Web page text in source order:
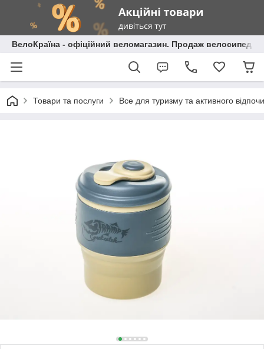
ВелоКраїна - офіційний веломагазин. Продаж велосипедів
Товари та послуги Все для туризму та активного